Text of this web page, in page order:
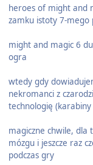
heroes of might and
zamku istoty 7-mego
might and magic 6
ogra
wtedy gdy
nekromanci z
technologię
magiczne chwile, dla
mózgu i jeszcze raz
podczas gry